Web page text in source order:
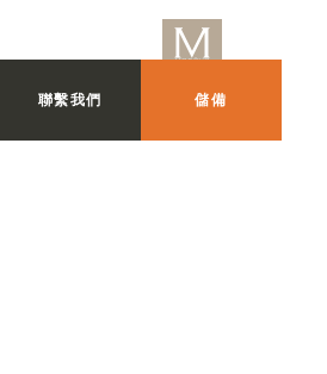
聯繫我們 儲備